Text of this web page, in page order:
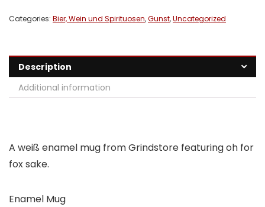
Categories: Bier, Wein und Spirituosen,Gunst,Uncategorized
Description
Additional information
A weiß enamel mug from Grindstore featuring oh for
fox sake.
Enamel Mug